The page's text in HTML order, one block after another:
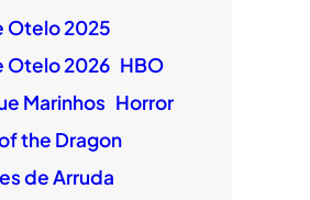
Otelo 2025
Otelo 2026 HBO
Marinhos Horror
the Dragon
de Arruda